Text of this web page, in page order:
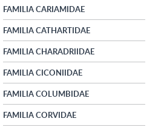
FAMILIA CARIAMIDAE
FAMILIA CATHARTIDAE
FAMILIA CHARADRIIDAE
FAMILIA CICONIIDAE
FAMILIA COLUMBIDAE
FAMILIA CORVIDAE